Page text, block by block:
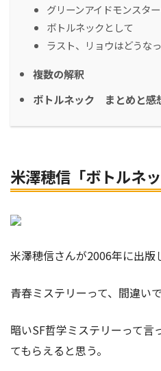
グリーンアイドモンスタ
ボトルネックとして
ラスト、リョウはどうな
複数の解釈
ボトルネック まとめと感
米澤穂信「ボトルネッ
米澤穂信さんが2006年に出版
青春ミステリーって、間違い
暗いSF哲学ミステリーって言
てもらえると思う。